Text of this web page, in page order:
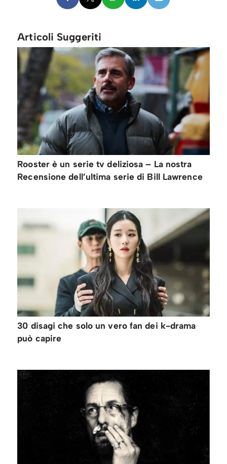
Articoli Suggeriti
Rooster è un serie tv deliziosa – La nostra
Recensione dell’ultima serie di Bill Lawrence
30 disagi che solo un vero fan dei k-drama
può capire